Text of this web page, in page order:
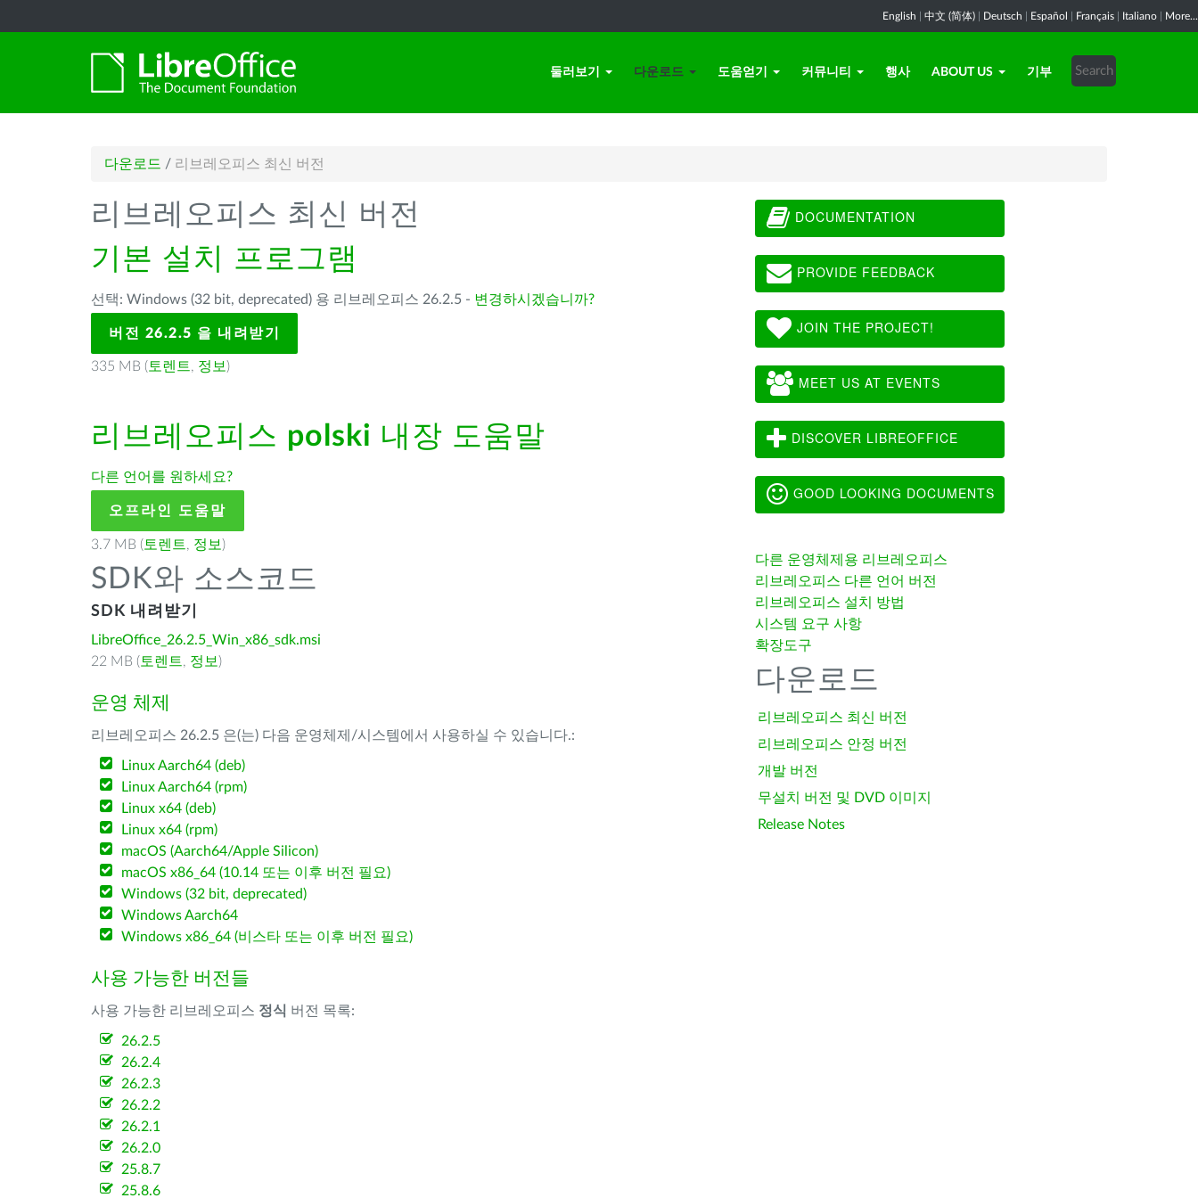
English 中文 (简体) Deutsch Español Français Italiano More...
둘러보기 다운로드 도움얻기 커뮤니티 행사 ABOUT US 기부
다운로드 / 리브레오피스 최신 버전
리브레오피스 최신 버전
기본 설치 프로그램
선택: Windows (32 bit, deprecated) 용 리브레오피스 26.2.5 - 변경하시겠습니까?
버전 26.2.5 을 내려받기
335 MB ( 토렌트, 정보 )
리브레오피스 polski 내장 도움말
다른 언어를 원하세요?
오프라인 도움말
3.7 MB ( 토렌트, 정보 )
SDK와 소스코드
SDK 내려받기
LibreOffice_26.2.5_Win_x86_sdk.msi
22 MB ( 토렌트, 정보 )
운영 체제
리브레오피스 26.2.5 은(는) 다음 운영체제/시스템에서 사용하실 수 있습니다.:
Linux Aarch64 (deb)
Linux Aarch64 (rpm)
Linux x64 (deb)
Linux x64 (rpm)
macOS (Aarch64/Apple Silicon)
macOS x86_64 (10.14 또는 이후 버전 필요)
Windows (32 bit, deprecated)
Windows Aarch64
Windows x86_64 (비스타 또는 이후 버전 필요)
사용 가능한 버전들
사용 가능한 리브레오피스 정식 버전 목록:
26.2.5
26.2.4
26.2.3
26.2.2
26.2.1
26.2.0
25.8.7
25.8.6
DOCUMENTATION
PROVIDE FEEDBACK
JOIN THE PROJECT!
MEET US AT EVENTS
DISCOVER LIBREOFFICE
GOOD LOOKING DOCUMENTS
다른 운영체제용 리브레오피스
리브레오피스 다른 언어 버전
리브레오피스 설치 방법
시스템 요구 사항
확장도구
다운로드
리브레오피스 최신 버전
리브레오피스 안정 버전
개발 버전
무설치 버전 및 DVD 이미지
Release Notes